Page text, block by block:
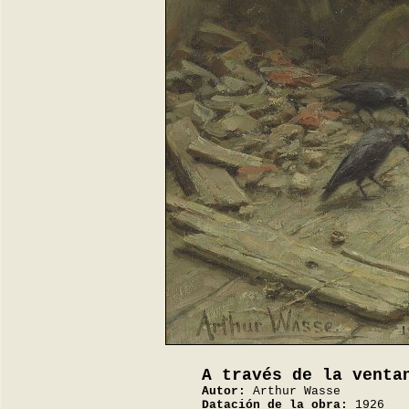
A través de la
Autor:
Arthur Wasse
Datación de la obra:
1926